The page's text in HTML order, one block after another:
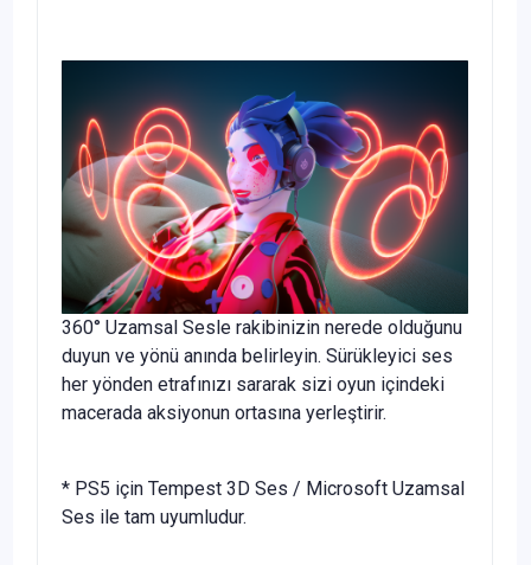
360° Uzamsal Sesle rakibinizin nerede olduğunu
duyun ve yönü anında belirleyin. Sürükleyici ses
her yönden etrafınızı sararak sizi oyun içindeki
macerada aksiyonun ortasına yerleştirir.
* PS5 için Tempest 3D Ses / Microsoft Uzamsal
Ses ile tam uyumludur.